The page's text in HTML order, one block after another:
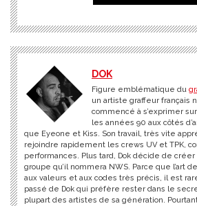
DOK
Figure emblématique du
un artiste graffeur français
commencé à s’exprimer
les années 90 aux côtés
que Eyeone et Kiss. Son travail, très vite
rejoindre rapidement les crews UV et TPK,
performances. Plus tard, Dok décide de
groupe qu’il nommera NWS. Parce que l’art
aux valeurs et aux codes très précis, il est
passé de Dok qui préfère rester dans le
plupart des artistes de sa génération.